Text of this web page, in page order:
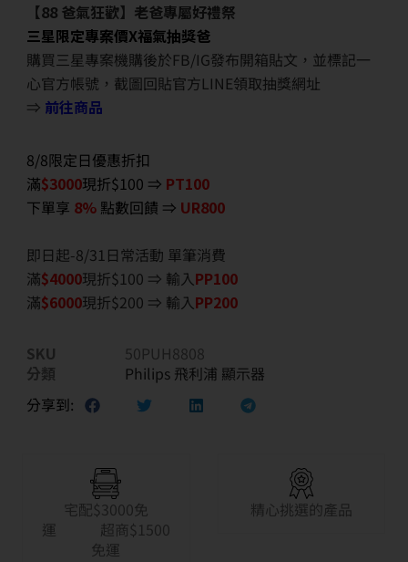
【88 爸氣狂歡】老爸專屬好禮祭
三星限定專案價X福氣抽獎爸
購買三星專案機購後於FB/IG發布開箱貼文，並標記一
心官方帳號，截圖回貼官方LINE領取抽獎網址
⇒ 前往商品
8/8限定日優惠折扣
滿$3000現折$100 ⇒ PT100
下單享 8% 點數回饋 ⇒ UR800
即日起-8/31日常活動 單筆消費
滿$4000現折$100 ⇒ 輸入PP100
滿$6000現折$200 ⇒ 輸入PP200
SKU
50PUH8808
分類
Philips 飛利浦 顯示器
分享到:
宅配$3000免
運 超商$1500
免運
精心挑選的產品